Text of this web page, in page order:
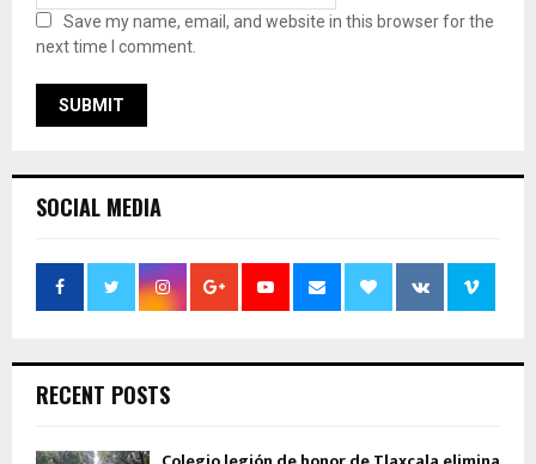
Save my name, email, and website in this browser for the
next time I comment.
SOCIAL MEDIA
RECENT POSTS